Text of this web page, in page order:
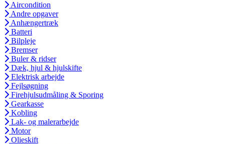
Aircondition
Andre opgaver
Anhængertræk
Batteri
Bilpleje
Bremser
Buler & ridser
Dæk, hjul & hjulskifte
Elektrisk arbejde
Fejlsøgning
Firehjulsudmåling & Sporing
Gearkasse
Kobling
Lak- og malerarbejde
Motor
Olieskift